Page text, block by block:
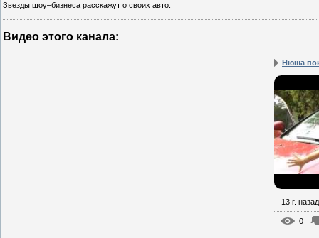
Звезды шоу–бизнеса расскажут о своих авто.
Видео этого канала:
Нюша
13 г. назад
0